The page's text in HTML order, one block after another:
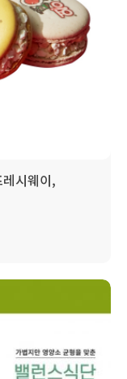
시웨이,